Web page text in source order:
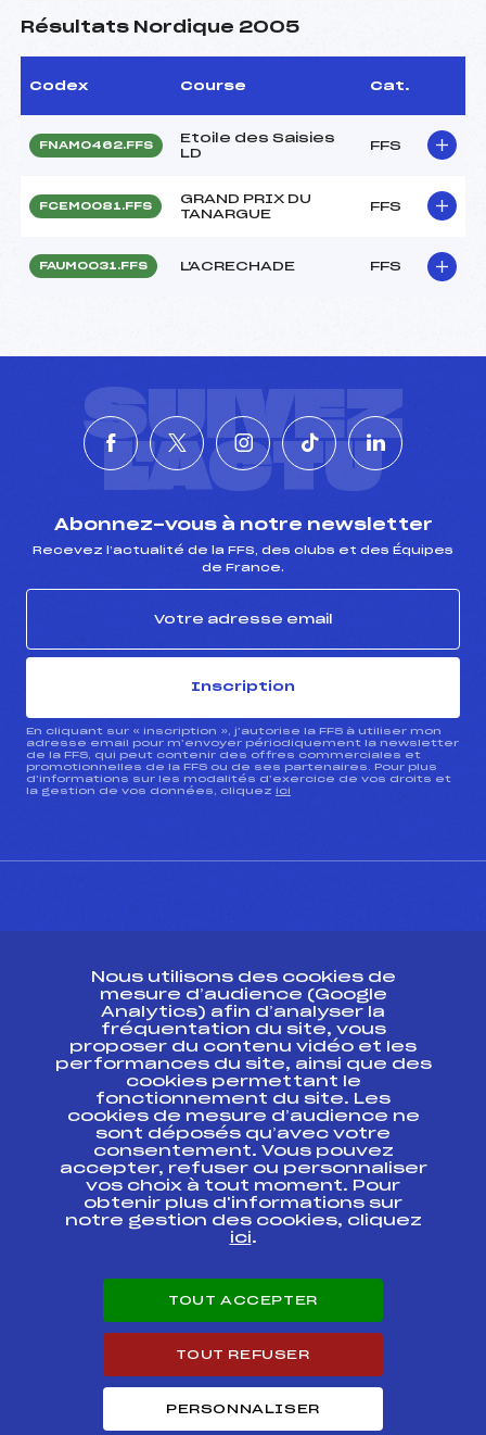
Résultats Nordique 2005
Codex Course Cat.
FNAM0462.FFS
Etoile des Saisies
LD
FFS
FCEM0081.FFS
GRAND PRIX DU
TANARGUE
FFS
FAUM0031.FFS L'ACRECHADE FFS
SUIVEZ
L'ACTU
Abonnez-vous à notre newsletter
Recevez l’actualité de la FFS, des clubs et des Équipes
de France.
Inscription
En cliquant sur « inscription », j’autorise la FFS à utiliser mon
adresse email pour m’envoyer périodiquement la newsletter
de la FFS, qui peut contenir des offres commerciales et
promotionnelles de la FFS ou de ses partenaires. Pour plus
d’informations sur les modalités d’exercice de vos droits et
la gestion de vos données, cliquez ici
ESPACE PRESSE
Ressources
Pass’Neige
Projet sportif fédéral
Projet de performance fédéral
Antidopage
Pôle Développement, Formation, Suivi
Scientifique
Listes ministérielles
Pôle vie de l’athlète
Carrières
Nous utilisons des cookies de
mesure d’audience (Google
Analytics) afin d’analyser la
fréquentation du site, vous
proposer du contenu vidéo et les
performances du site, ainsi que des
cookies permettant le
fonctionnement du site. Les
cookies de mesure d’audience ne
sont déposés qu’avec votre
consentement. Vous pouvez
accepter, refuser ou personnaliser
vos choix à tout moment. Pour
obtenir plus d'informations sur
notre gestion des cookies, cliquez
ici.
TOUT ACCEPTER
TOUT REFUSER
PERSONNALISER